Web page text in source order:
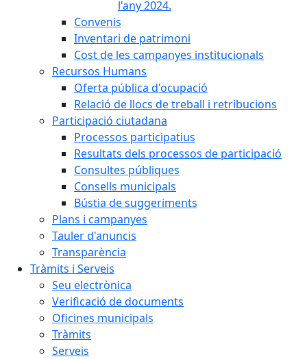
l'any 2024.
Convenis
Inventari de patrimoni
Cost de les campanyes institucionals
Recursos Humans
Oferta pública d'ocupació
Relació de llocs de treball i retribucions
Participació ciutadana
Processos participatius
Resultats dels processos de participació
Consultes públiques
Consells municipals
Bústia de suggeriments
Plans i campanyes
Tauler d'anuncis
Transparència
Tràmits i Serveis
Seu electrònica
Verificació de documents
Oficines municipals
Tràmits
Serveis